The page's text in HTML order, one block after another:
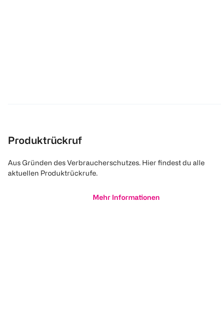
Produktrückruf
Aus Gründen des Verbraucherschutzes. Hier findest du alle
aktuellen Produktrückrufe.
Mehr Informationen